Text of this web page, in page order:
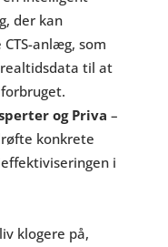
der kan
anlæg, som
til at
og Priva –
konkrete
i
klogere på,